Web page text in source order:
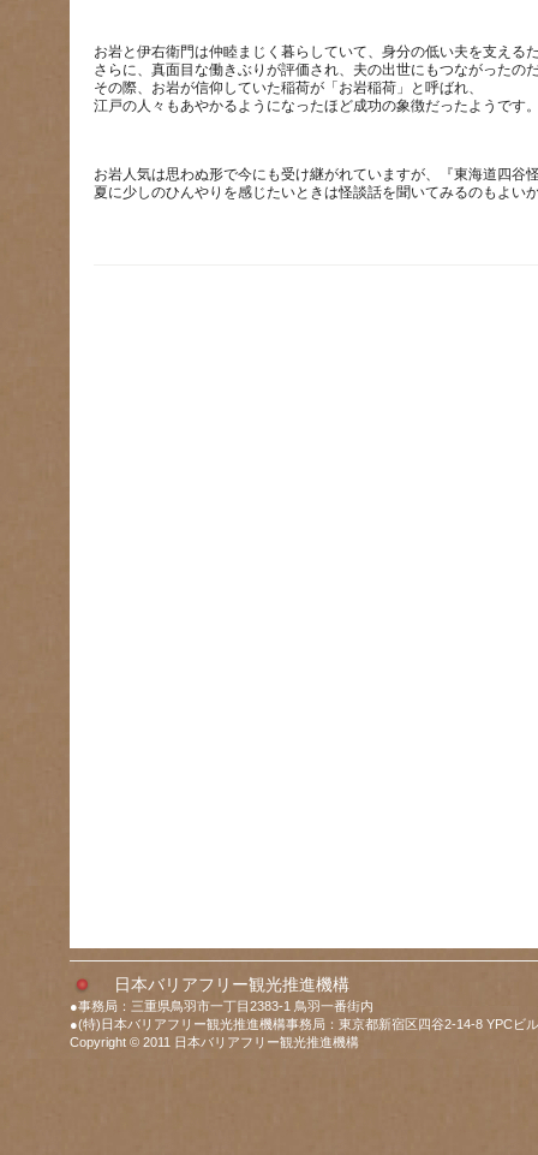
お岩と伊右衛門は仲睦まじく暮らしていて、身分の低い夫を支える
さらに、真面目な働きぶりが評価され、夫の出世にもつながったの
その際、お岩が信仰していた稲荷が「お岩稲荷」と呼ばれ、
お岩人気は思わぬ形で今にも受け継がれていますが、『東海道四谷
日本バリアフリー観光推進機構
●事務局：三重県鳥羽市一丁目2383-1 鳥羽一番街内
●(特)日本バリアフリー観光推進機構事務局：東京都新宿区四谷2-14-8 YPCビ
Copyright © 2011 日本バリアフリー観光推進機構